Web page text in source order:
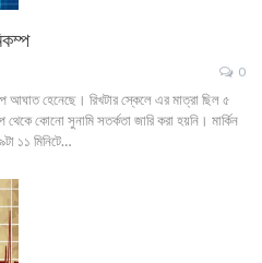
0
আঘাত হেনেছে। রিখটার স্কেলে এর মাত্রা ছিল ৫
কোনো সুনামি সতর্কতা জারি করা হয়নি। মার্কিন
১১ মিনিটে…